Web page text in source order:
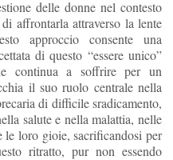
delle donne nel contesto
affrontarla attraverso la lente
approccio consente una
di questo “essere unico”
continua a soffrire per un
il suo ruolo centrale nella
di difficile sradicamento,
salute e nella malattia, nelle
loro gioie, sacrificandosi per
ritratto, pur non essendo